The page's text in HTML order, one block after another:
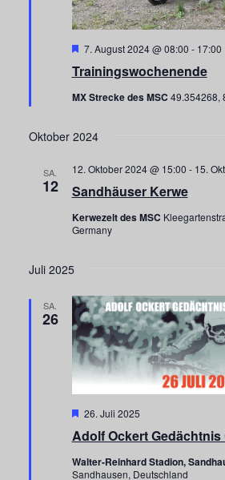
Trainingswochenende
Hervorgehoben
7. August 2024 @ 08:00 - 17:00
MX Strecke des MSC 49.354268,
Oktober 2024
SA.
12 Sandhäuser Kerwe
12. Oktober 2024 @ 15:00 - 15.
Kerwezelt des MSC
Germany
Juli 2025
SA.
26
Adolf Ockert Gedächtnis
Hervorgehoben
26. Juli 2025
Walter-Reinhard Stadion,
Sandhausen, Deutschland